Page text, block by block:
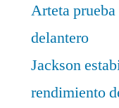
Arteta
delantero
Jackson
rendimiento